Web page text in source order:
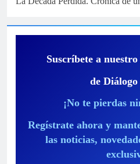
Suscríbete a
de
¡No te pierdas
Regístrate ahora y
las noticias,